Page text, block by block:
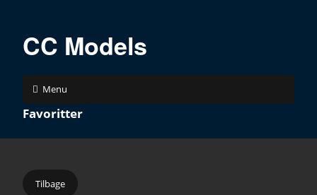
CC Models
Menu
Favoritter
Tilbage